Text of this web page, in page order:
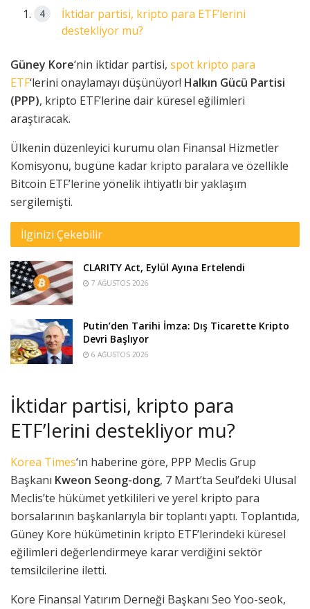
İktidar partisi, kripto para ETF’lerini
destekliyor mu?
Güney Kore‘nin iktidar partisi, spot kripto para
ETF‘lerini onaylamayı düşünüyor! Halkın Gücü Partisi
(PPP), kripto ETF’lerine dair küresel eğilimleri
araştıracak.
Ülkenin düzenleyici kurumu olan Finansal Hizmetler
Komisyonu, bugüne kadar kripto paralara ve özellikle
Bitcoin ETF’lerine yönelik ihtiyatlı bir yaklaşım
sergilemişti.
İlginizi Çekebilir
CLARITY Act, Eylül Ayına Ertelendi
7 AĞUSTOS 2026
Putin’den Tarihi İmza: Dış Ticarette Kripto
Devri Başlıyor
6 AĞUSTOS 2026
İktidar partisi, kripto para
ETF’lerini destekliyor mu?
Korea Times‘ın haberine göre, PPP Meclis Grup
Başkanı Kweon Seong-dong, 7 Mart’ta Seul’deki Ulusal
Meclis’te hükümet yetkilileri ve yerel kripto para
borsalarının başkanlarıyla bir toplantı yaptı. Toplantıda,
Güney Kore hükümetinin kripto ETF’lerindeki küresel
eğilimleri değerlendirmeye karar verdiğini sektör
temsilcilerine iletti.
Kore Finansal Yatırım Derneği Başkanı Seo Yoo-seok,